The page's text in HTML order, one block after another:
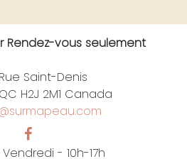
Rendez-vous seulement
Saint-Denis
H2J 2M1 Canada
- 10h-17h